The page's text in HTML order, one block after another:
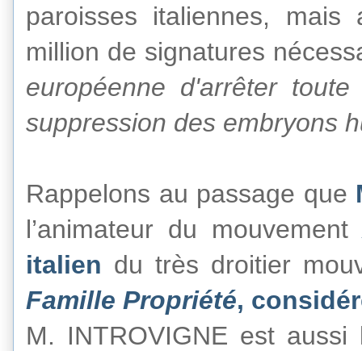
paroisses italiennes, mais
million de signatures
européenne d'arrêter
suppression des embryons
Rappelons au passage que
l’animateur du mouvement
italien du très droitier
Famille Propriété,
M. INTROVIGNE est